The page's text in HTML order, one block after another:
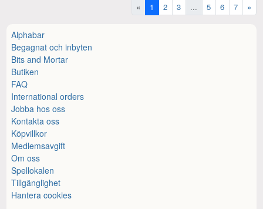
« 1 2 3 ... 5 6 7 »
Alphabar
Begagnat och inbyten
Bits and Mortar
Butiken
FAQ
International orders
Jobba hos oss
Kontakta oss
Köpvillkor
Medlemsavgift
Om oss
Spellokalen
Tillgänglighet
Hantera cookies